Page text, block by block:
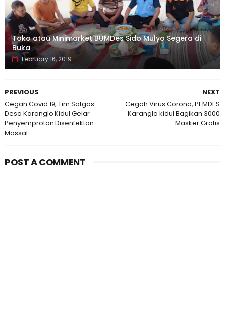
Toko atau Minimarket BUMDes Sido Mulyo Segera di
Buka
February 16, 2019
NEXT
Cegah Virus Corona, PEMDES
Karanglo kidul Bagikan 3000
Masker Gratis
PREVIOUS
Cegah Covid 19, Tim Satgas
Desa Karanglo Kidul Gelar
Penyemprotan Disenfektan
Massal
POST A COMMENT